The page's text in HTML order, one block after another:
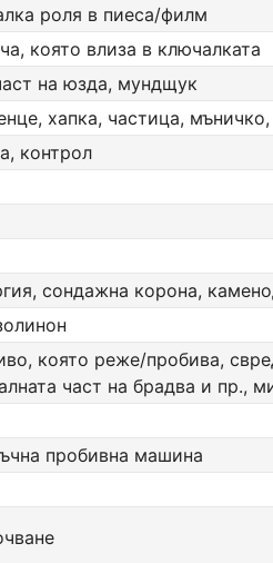
роля в пиеса/филм
която влиза в ключалката
на юзда, мундщук
хапка, частица,
контрол
сондажна корона,
която реже/пробива,
част на брадва и пр.,
пробивна машина